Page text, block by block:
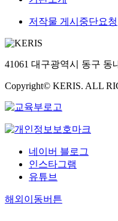
저작물 게시중단요청
41061 대구광역시 동구 동
Copyright© KERIS. ALL
네이버 블로그
인스타그램
유튜브
해외이동버튼